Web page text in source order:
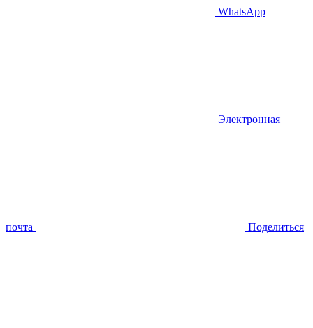
WhatsApp
Электронная
почта Поделиться